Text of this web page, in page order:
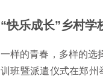
住。文艺志愿者明男男
一样的青春，多样的选
训班暨派遣仪式在郑州